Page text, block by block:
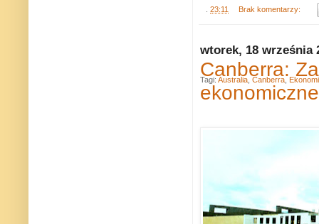
23:11 Brak komentarzy:
wtorek, 18 września
Canberra:
ekonomiczne
Tagi: Australia Canberra